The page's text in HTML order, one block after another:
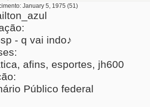
January 5, 1975 (51)
- q vai indo♪
afins, esportes, jh600
Público federal